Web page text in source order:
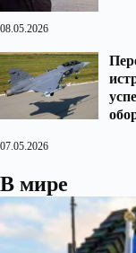
08.05.2026
07.05.2026
В мире